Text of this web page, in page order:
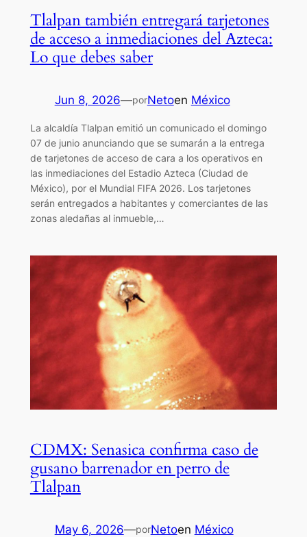
Tlalpan también entregará tarjetones
de acceso a inmediaciones del Azteca:
Lo que debes saber
Jun 8, 2026—porNetoen México
La alcaldía Tlalpan emitió un comunicado el domingo
07 de junio anunciando que se sumarán a la entrega
de tarjetones de acceso de cara a los operativos en
las inmediaciones del Estadio Azteca (Ciudad de
México), por el Mundial FIFA 2026. Los tarjetones
serán entregados a habitantes y comerciantes de las
zonas aledañas al inmueble,…
CDMX: Senasica confirma caso de
gusano barrenador en perro de
Tlalpan
May 6, 2026—porNetoen México